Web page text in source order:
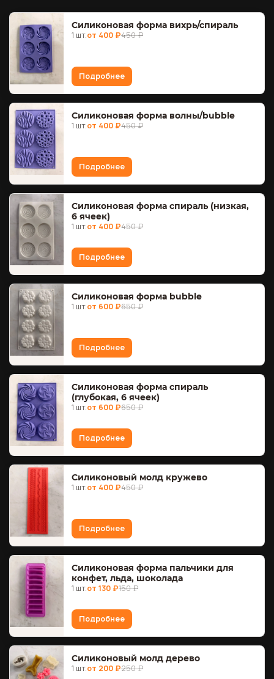
Силиконовая форма вихрь/спираль
1 шт.от 400 ₽450 ₽
Подробнее
Силиконовая форма волны/bubble
1 шт.от 400 ₽450 ₽
Подробнее
Силиконовая форма спираль (низкая,
6 ячеек)
1 шт.от 400 ₽450 ₽
Подробнее
Силиконовая форма bubble
1 шт.от 600 ₽650 ₽
Подробнее
Силиконовая форма спираль
(глубокая, 6 ячеек)
1 шт.от 600 ₽650 ₽
Подробнее
Силиконовый молд кружево
1 шт.от 400 ₽450 ₽
Подробнее
Силиконовая форма пальчики для
конфет, льда, шоколада
1 шт.от 130 ₽150 ₽
Подробнее
Силиконовый молд дерево
1 шт.от 200 ₽250 ₽